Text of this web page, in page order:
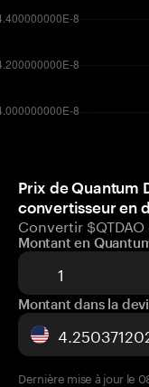
Prix de Quantum
convertisseur en
Convertir
Montant en
Montant dans la
Dernière mise à jour le